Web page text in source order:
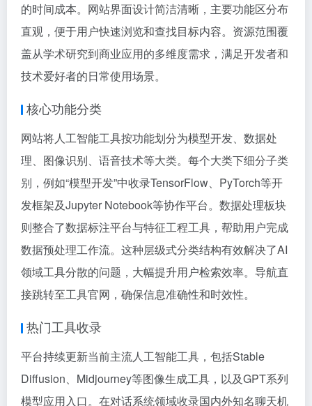
的时间成本。网站界面设计简洁清晰，主要功能区分布
直观，便于用户快速浏览和查找目标内容。资源范围覆
盖从学术研究到商业应用的多维度需求，满足开发者和
技术爱好者的日常使用场景。
核心功能分类
网站将人工智能工具按功能划分为模型开发、数据处
理、图像识别、语音技术等大类。每个大类下细分子类
别，例如“模型开发”中收录TensorFlow、PyTorch等开
发框架及Jupyter Notebook等协作平台。数据处理板块
则整合了数据标注平台与特征工程工具，帮助用户完成
数据预处理工作流。这种层级式分类结构有效解决了AI
领域工具分散的问题，大幅提升用户检索效率。导航直
接跳转至工具官网，确保信息准确性和时效性。
热门工具收录
平台持续更新当前主流人工智能工具，包括Stable
Diffusion、Midjourney等图像生成工具，以及GPT系列
模型应用入口。在对话系统领域收录国内外知名聊天机